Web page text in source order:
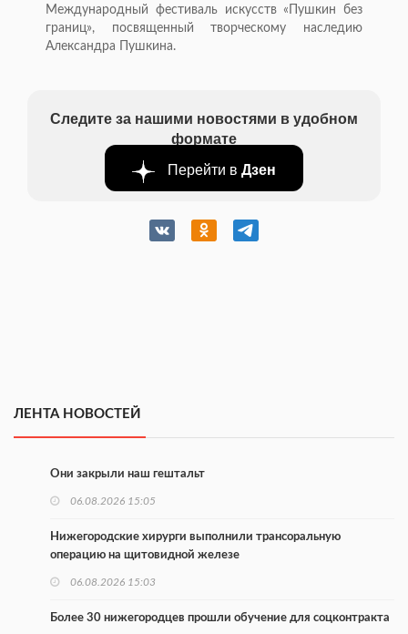
Международный фестиваль искусств «Пушкин без
границ», посвященный творческому наследию
Александра Пушкина.
Следите за нашими новостями в удобном
формате
Перейти в Дзен
ЛЕНТА НОВОСТЕЙ
Они закрыли наш гештальт
06.08.2026 15:05
Нижегородские хирурги выполнили трансоральную
операцию на щитовидной железе
06.08.2026 15:03
Более 30 нижегородцев прошли обучение для соцконтракта